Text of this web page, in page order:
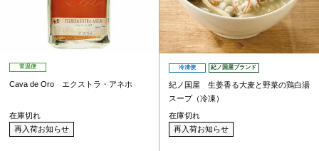
常温便
Cava de Oro エクストラ・アネホ
在庫切れ
再入荷お知らせ
冷凍便 紀ノ国屋ブランド
紀ノ国屋 生姜香る大麦と野菜の鶏白湯
スープ（冷凍）
在庫切れ
再入荷お知らせ